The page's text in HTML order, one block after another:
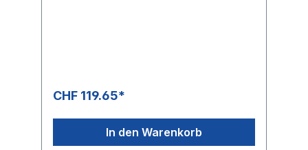
CHF 119.65*
In den Warenkorb